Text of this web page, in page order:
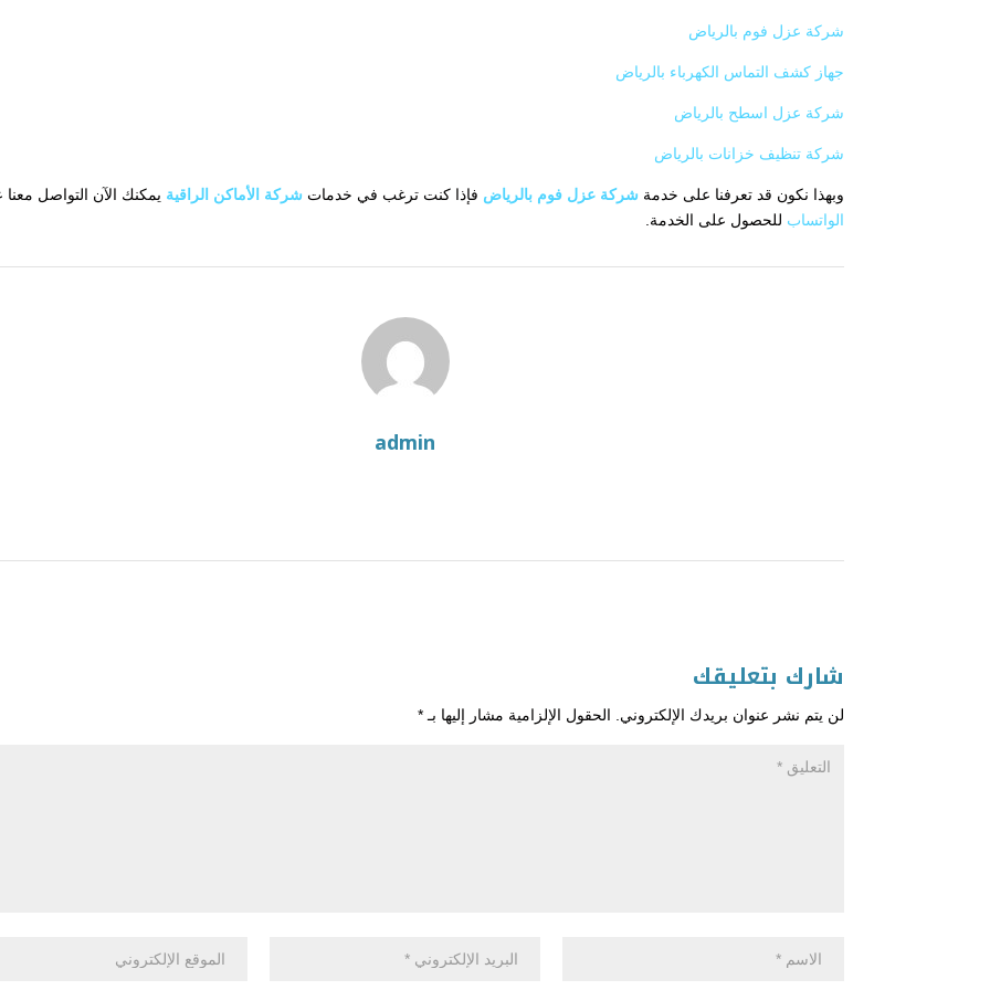
شركة عزل فوم بالرياض
جهاز كشف التماس الكهرباء بالرياض
شركة عزل اسطح بالرياض
شركة تنظيف خزانات بالرياض
وبهذا نكون قد تعرفنا على خدمة شركة عزل فوم بالرياض فإذا كنت ترغب في خدمات شركة الأماكن الراقية يمكنك الآن التواصل معنا
الواتساب للحصول على الخدمة.
admin
شارك بتعليقك
لن يتم نشر عنوان بريدك الإلكتروني. الحقول الإلزامية مشار إليها بـ*